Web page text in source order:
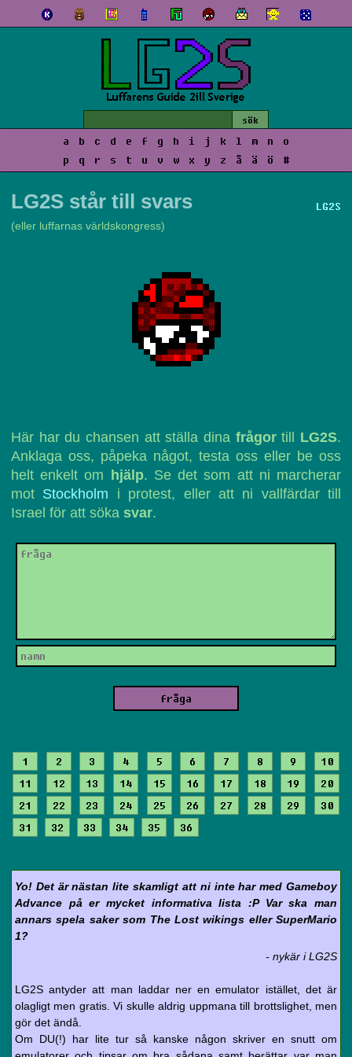
a b c d e f g h i j k l m n
o
p
q r s t u v w x y z å ä ö #
LG2S
LG2S står till svars
(eller luffarnas världskongress)
Här har du chansen att ställa dina frågortill LG2S.
Anklaga oss, påpeka något, testa oss eller be oss
helt enkelt om
hjälp. Se det som att ni marcherar
mot Stockholm i protest, eller att ni vallfärdar till
Israel för att söka svar.
1 2 3 4 5 6 7 8 9
10
11
12 13 14 15 16 17 18 19
20
21
22 23 24 25 26 27 28 29
30
31
32 33 34 35 36
Yo! Det är nästan lite skamligt att ni inte har med Gameboy
Advance på er mycket informativa lista :P Var ska man
annars spela saker som The Lost wikings eller SuperMario
1?
- nykär i LG2S
LG2S antyder att man laddar ner en emulator istället, det är
olagligt men gratis. Vi skulle aldrig uppmana till brottslighet, men
gör det ändå.
Om DU(!) har lite tur så kanske någon skriver en snutt om